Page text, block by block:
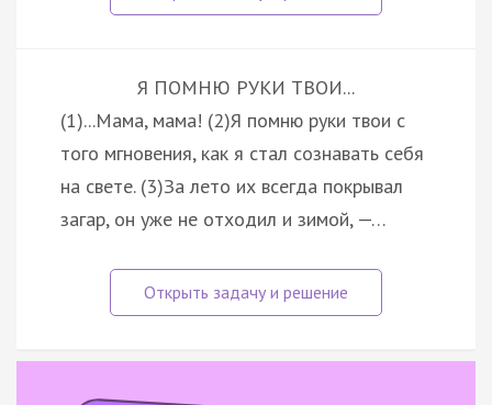
Я ПОМНЮ РУКИ ТВОИ...
(1)...Мама, мама! (2)Я помню руки твои с
того мгновения, как я стал сознавать себя
на свете. (3)За лето их всегда покрывал
загар, он уже не отходил и зимой, —…